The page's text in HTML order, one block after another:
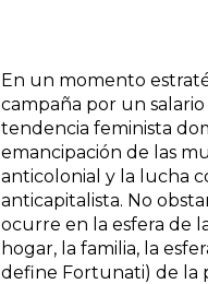
En un momento
campaña por un
tendencia feminista
emancipación de las
anticolonial y la lucha
anticapitalista. No
ocurre en la esfera de
hogar, la familia, la
define Fortunati) de la